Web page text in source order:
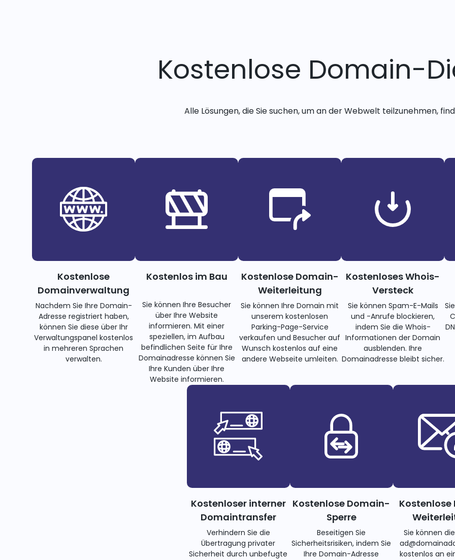
Kostenlose Domain-
Alle Lösungen, die Sie suchen, um an der Webwelt teilzunehmen,
Kostenlose
Domainverwaltung
Nachdem Sie Ihre Domain-
Adresse registriert haben,
können Sie diese über Ihr
Verwaltungspanel kostenlos
in mehreren Sprachen
verwalten.
Kostenlos im Bau
Sie können Ihre Besucher
über Ihre Website
informieren. Mit einer
speziellen, im Aufbau
befindlichen Seite für Ihre
Domainadresse können Sie
Ihre Kunden über Ihre
Website informieren.
Kostenlose Domain-
Weiterleitung
Sie können Ihre Domain mit
unserem kostenlosen
Parking-Page-Service
verkaufen und Besucher auf
Wunsch kostenlos auf eine
andere Webseite umleiten.
Kostenloses Whois-
Versteck
Sie können Spam-E-Mails
und -Anrufe blockieren,
indem Sie die Whois-
Informationen der Domain
ausblenden. Ihre
Domainadresse bleibt sicher.
Kostenloser interner
Domaintransfer
Verhindern Sie die
Übertragung privater
Sicherheit durch unbefugte
Kostenlose Domain-
Sperre
Beseitigen Sie
Sicherheitsrisiken, indem Sie
Ihre Domain-Adresse
Kostenlose
Sie können
kostenlos an